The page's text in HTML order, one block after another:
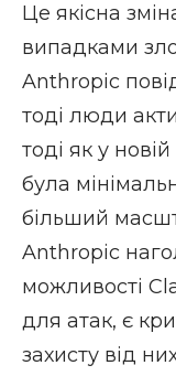
Це якісна
випадками
Anthropic
тоді люди
тоді як у
була
більший
Anthropic
можливості
для атак, є
захисту від